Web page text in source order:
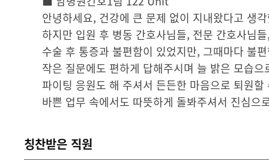
안녕하세요, 건강에 큰 문제 없이 지내왔다고 생
하지만 입원 후 병동 간호사님들, 전문 간호사님
수술 후 통증과 불편함이 있었지만, 그때마다 불
작은 질문에도 편하게 답해주시며 늘 밝은 모습
파이팅 응원도 해 주셔서 든든한 마음으로 퇴원할
바쁜 업무 속에서도 따뜻하게 돌봐주셔서 진심으
칭찬받은 직원